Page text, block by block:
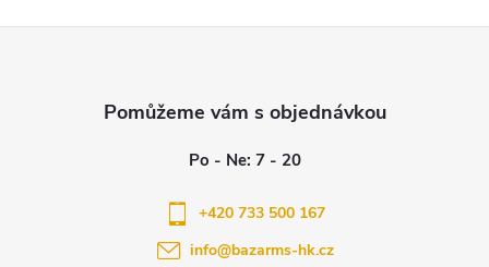
info@bazarms-hk.cz
+420 733 500 167